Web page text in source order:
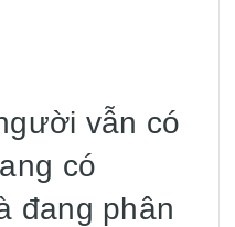
vẫn có
có
đang phân